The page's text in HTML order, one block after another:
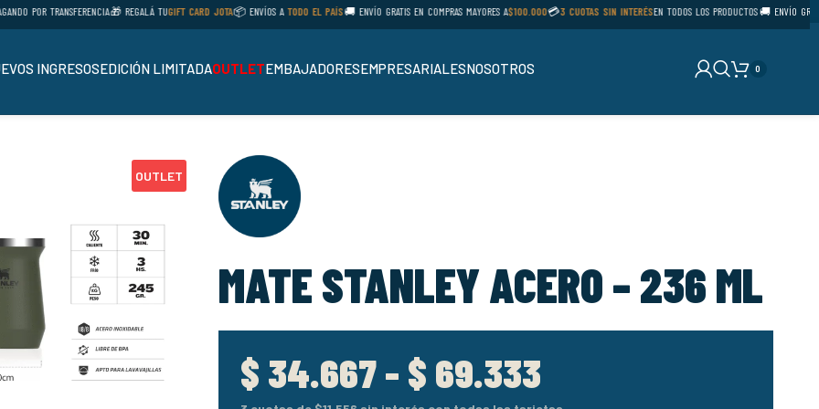
POR TRANSFERENCIA🎁 REGALÁ TU GIFT CARD JOTA 📦 ENVÍOS ATODO EL PAÍS 🚚 ENVÍO GRATIS EN COMPRAS MAYORES A$100.000 💳3 CUOTAS SIN INTERÉSEN TODOS LOS PRODUCTOS🚚 ENVÍO GRATIS EN
INGRESOSEDICIÓN LIMITADAOUTLETEMBAJADORESEMPRESARIALESNOSOTROS 0
OUTLET
MATE STANLEY ACERO – 236 ML
$ 34.667- $ 69.333